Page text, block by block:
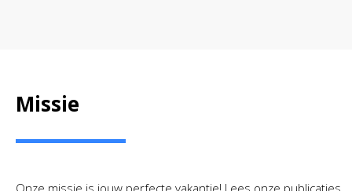
Missie
Onze missie is jouw perfecte vakantie! Lees onze publicaties